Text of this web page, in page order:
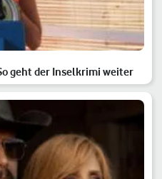
geht der Inselkrimi weiter